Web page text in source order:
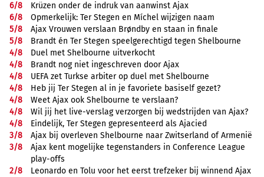
6/8
Krüzen onder de indruk van aanwinst Ajax
6/8
Opmerkelijk: Ter Stegen en Míchel wijzigen naam
5/8
Ajax Vrouwen verslaan Brøndby en staan in finale
5/8
Brandt én Ter Stegen speelgerechtigd tegen Shelbourne
4/8
Duel met Shelbourne uitverkocht
4/8
Brandt nog niet ingeschreven door Ajax
4/8
UEFA zet Turkse arbiter op duel met Shelbourne
4/8
Heb jij Ter Stegen al in je favoriete basiself gezet?
4/8
Weet Ajax ook Shelbourne te verslaan?
4/8
Wil jij het live-verslag verzorgen bij wedstrijden van Ajax?
4/8
Eindelijk, Ter Stegen gepresenteerd als Ajacied
3/8
Ajax bij overleven Shelbourne naar Zwitserland of Armenië
3/8
Ajax kent mogelijke tegenstanders in Conference League
play-offs
2/8
Leonardo en Tolu voor het eerst trefzeker bij winnend Ajax